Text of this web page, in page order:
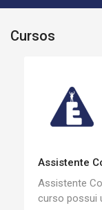
Cursos
Assistente
Assistente
curso possui